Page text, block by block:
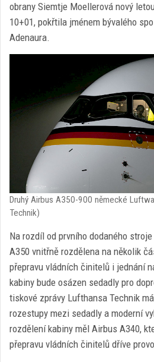
obrany Siemtje Moellerová nový
10+01, pokřtila jménem bývalého
Adenaura.
Druhý Airbus A350-900 německé
Technik)
Na rozdíl od prvního dodaného
A350 vnitřně rozdělena na několik
přepravu vládních činitelů i jednání
kabiny bude osázen sedadly pro
tiskové zprávy Lufthansa Technik
rozestupy mezi sedadly a moderní
rozdělení kabiny měl Airbus A340,
přepravu vládních činitelů dříve